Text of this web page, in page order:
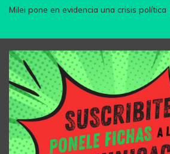
Milei pone en evidencia una crisis política